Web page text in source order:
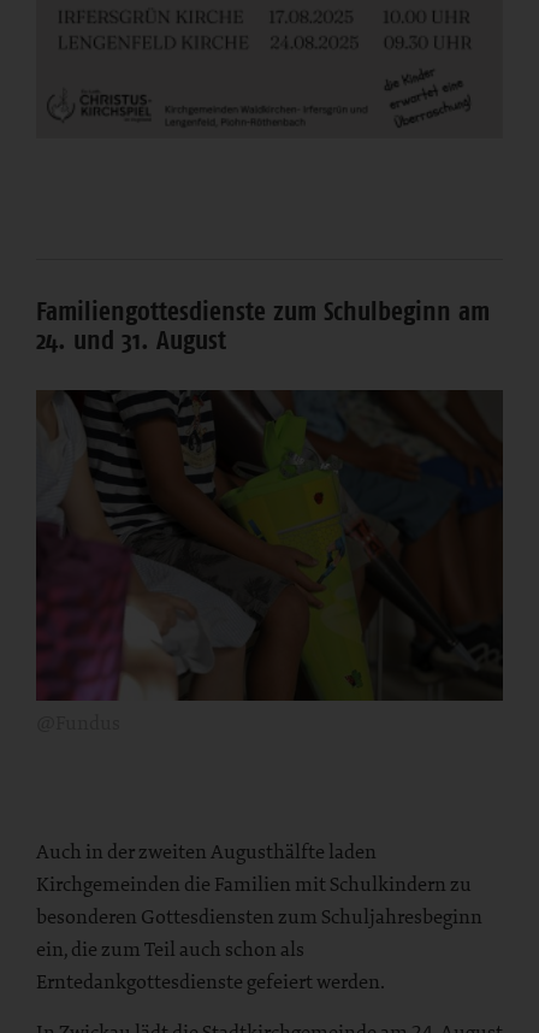
Familiengottesdienste zum Schulbeginn am
24. und 31. August
Auch in der zweiten Augusthälfte laden
Kirchgemeinden die Familien mit Schulkindern zu
besonderen Gottesdiensten zum Schuljahresbeginn
ein, die zum Teil auch schon als
Erntedankgottesdienste gefeiert werden.